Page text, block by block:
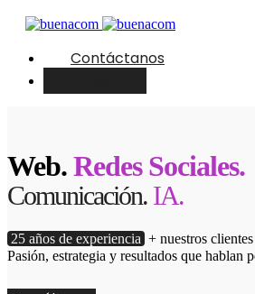
Contáctanos
Web.Redes Sociales.
Comunicación. IA.
25 años de experiencia + nuestros
Pasión, estrategia y resultados que hablan